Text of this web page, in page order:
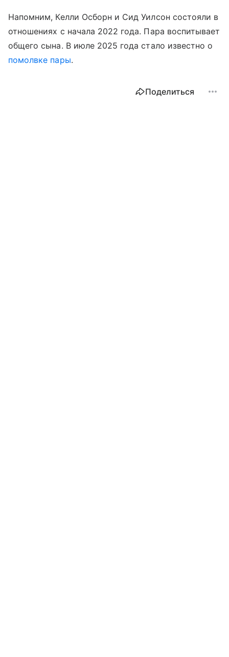
Напомним, Келли Осборн и Сид Уилсон состояли в
отношениях с начала 2022 года. Пара воспитывает
общего сына. В июле 2025 года стало известно о
помолвке пары.
Поделиться